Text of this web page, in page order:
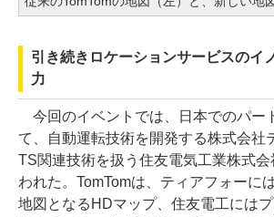
引き続きロケーションサービスのイ
力
今回のイベントでは、日本でのパー
て、自動運転技術を開発する株式会社
TS関連技術を扱う住友電気工業株式
われた。TomTomは、ティアフォーに
地図となるHDマップ、住友電工には